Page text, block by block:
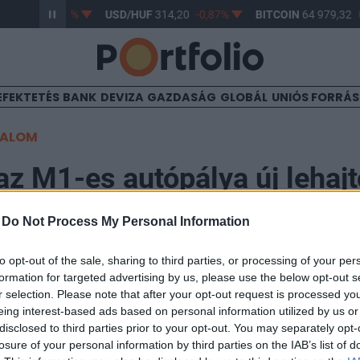
Do Not Process My Personal Information
opt-out of the sale, sharing to third parties, or processing of your
for targeted advertising by us, please use the below opt-out
selection. Please note that after your opt-out request is processed
interest-based ads based on personal information utilized by us
to third parties prior to your opt-out. You may separately
of your personal information by third parties on the IAB’s list of
-0,61% USD/HUF314,20 -0,87% BITCOIN64 979,32
BANK DEVIZA GAZDASÁG GLOBÁL UNIÓS
M1-es autópálya új
az M1-es autópálya Biatorbágy határánál lévő,
köszönhetően az M1-es és az M0-ás autópályák
meg az összeköttetés.